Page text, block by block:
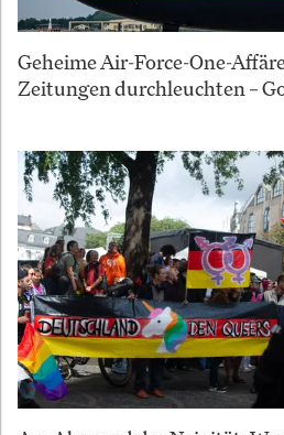
Geheime Air-Force-One-
Zeitungen durchleuchten –